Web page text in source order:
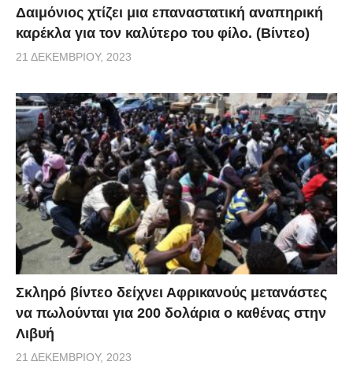
Δαιμόνιος χτίζει μια επαναστατική αναπηρική
καρέκλα για τον καλύτερο του φίλο. (Βίντεο)
21 ΔΕΚΕΜΒΡΊΟΥ, 2023
Σκληρό βίντεο δείχνει Αφρικανούς μετανάστες
να πωλούνται για 200 δολάρια ο καθένας στην
Λιβυή
21 ΔΕΚΕΜΒΡΊΟΥ, 2023